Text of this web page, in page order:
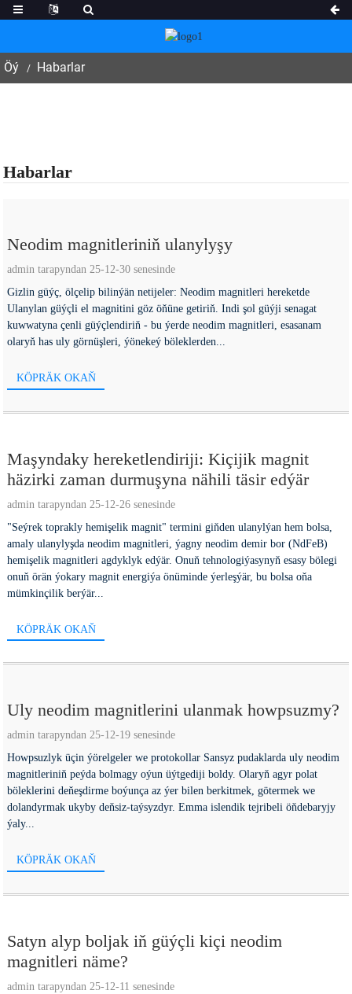
Öý Habarlar
Habarlar
Neodim magnitleriniň ulanylyşy
admin tarapyndan 25-12-30 senesinde
Gizlin güýç, ölçelip bilinýän netijeler: Neodim magnitleri hereketde
Ulanylan güýçli el magnitini göz öňüne getiriň. Indi şol güýji senagat
kuwwatyna çenli güýçlendiriň - bu ýerde neodim magnitleri, esasanam
olaryň has uly görnüşleri, ýönekeý böleklerden...
KÖPRÄK OKAŇ
Maşyndaky hereketlendiriji: Kiçijik magnit
häzirki zaman durmuşyna nähili täsir edýär
admin tarapyndan 25-12-26 senesinde
"Seýrek toprakly hemişelik magnit" termini giňden ulanylýan hem bolsa,
amaly ulanylyşda neodim magnitleri, ýagny neodim demir bor (NdFeB)
hemişelik magnitleri agdyklyk edýär. Onuň tehnologiýasynyň esasy bölegi
onuň örän ýokary magnit energiýa önüminde ýerleşýär, bu bolsa oňa
mümkinçilik berýär...
KÖPRÄK OKAŇ
Uly neodim magnitlerini ulanmak howpsuzmy?
admin tarapyndan 25-12-19 senesinde
Howpsuzlyk üçin ýörelgeler we protokollar Sansyz pudaklarda uly neodim
magnitleriniň peýda bolmagy oýun üýtgediji boldy. Olaryň agyr polat
böleklerini deňeşdirme boýunça az ýer bilen berkitmek, götermek we
dolandyrmak ukyby deňsiz-taýsyzdyr. Emma islendik tejribeli öňdebaryjy
ýaly...
KÖPRÄK OKAŇ
Satyn alyp boljak iň güýçli kiçi neodim
magnitleri näme?
admin tarapyndan 25-12-11 senesinde